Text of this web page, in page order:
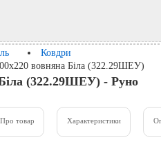
Ковдри
вовняна Біла (322.29ШЕУ)
(322.29ШЕУ) - Руно
Про товар Характеристики